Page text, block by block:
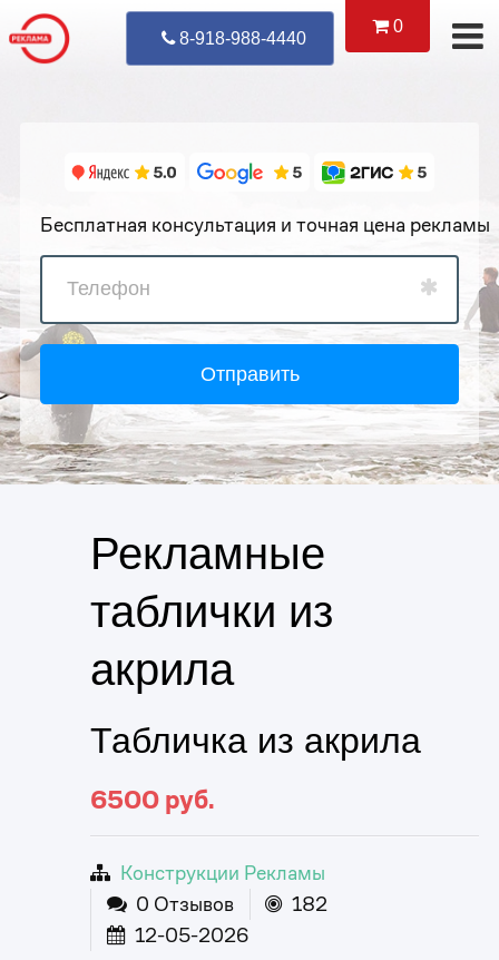
0
8-918-988-4440 Уже
Бесплатная консультация и точная цена рекламы
Отправить
Рекламные
таблички из
акрила
Табличка из акрила
6500 руб.
Конструкции Рекламы
0 Отзывов
182
12-05-2026